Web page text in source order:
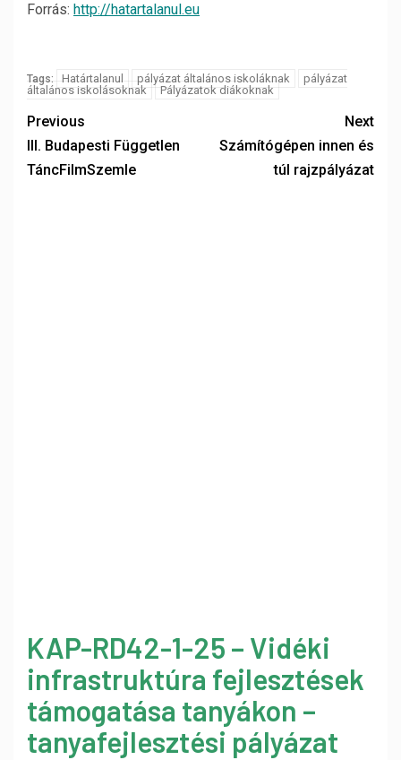
Forrás: http://hatartalanul.eu
Tags: Határtalanul pályázat általános iskoláknak
pályázat
általános iskolásoknak
Pályázatok diákoknak
Previous
III. Budapesti Független
TáncFilmSzemle
Next
Számítógépen innen és
túl rajzpályázat
KAP-RD42-1-25 – Vidéki
infrastruktúra fejlesztések
támogatása tanyákon –
tanyafejlesztési pályázat